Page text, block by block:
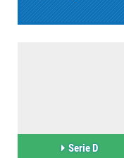
Serie D